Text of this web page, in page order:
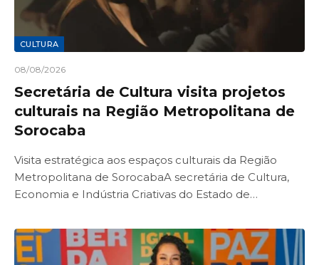
CULTURA
08/08/2026
Secretária de Cultura visita projetos
culturais na Região Metropolitana de
Sorocaba
Visita estratégica aos espaços culturais da Região
Metropolitana de SorocabaA secretária de Cultura,
Economia e Indústria Criativas do Estado de…